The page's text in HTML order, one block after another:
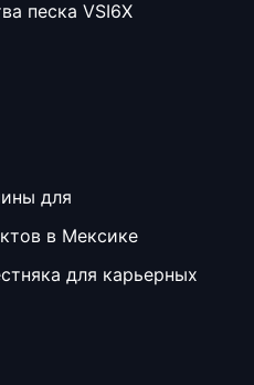
песка VSI6X
для
в Мексике
для карьерных